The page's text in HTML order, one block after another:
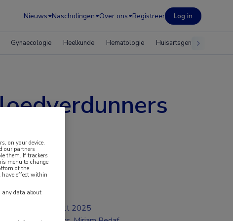
Nieuws Nascholingen Over ons Registreer Log in
Gynaecologie Heelkunde Hematologie Huisartsgeneeskunde
okt 2025
on your device.
our partners
them. If trackers
menu to change
of the
have effect within
any data about